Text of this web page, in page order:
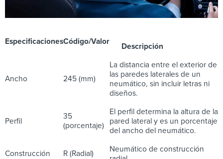
EspecificacionesCódigo/Valor
Descripción
Ancho 245 (mm)
La distancia entre el exterior de
las paredes laterales de un
neumático, sin incluir letras ni
diseños.
Perfil
35
(porcentaje)
El perfil determina la altura de la
pared lateral y es un porcentaje
del ancho del neumático.
Construcción R (Radial)
Neumático de construcción